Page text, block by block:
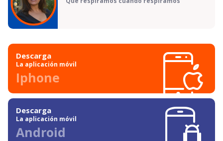
Descarga
La aplicación móvil
Iphone
Descarga
La aplicación móvil
Android